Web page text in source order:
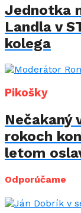
Jednotka
Landla v
kolega
Pikošky
Nečakaný
rokoch
letom
Odporúčame